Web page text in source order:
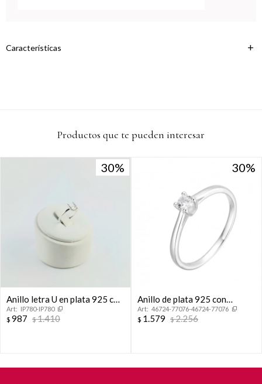
Características
Productos que te pueden interesar
30
30
Anillo letra U en plata 925 con
circonias, Modelo Abecedario.
IP780-IP780
$ 987 $1.410
30
30
Anillo de plata 925 con
circonia, CINTILLO.
46724-77076-46724-77076
$ 1.579 $2.256